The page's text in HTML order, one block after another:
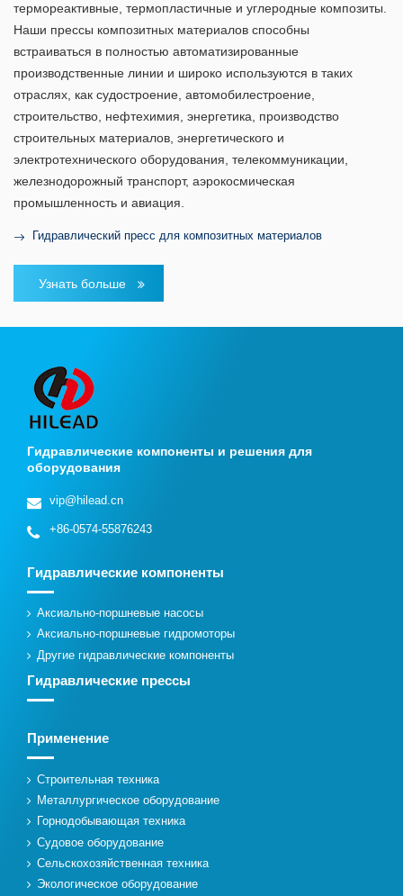
термореактивные, термопластичные и углеродные композиты.
Наши прессы композитных материалов способны
встраиваться в полностью автоматизированные
производственные линии и широко используются в таких
отраслях, как судостроение, автомобилестроение,
строительство, нефтехимия, энергетика, производство
строительных материалов, энергетического и
электротехнического оборудования, телекоммуникации,
железнодорожный транспорт, аэрокосмическая
промышленность и авиация.
Гидравлический пресс для композитных материалов
Узнать больше
Гидравлические компоненты и решения для
оборудования
vip@hilead.cn
+86-0574-55876243
Гидравлические компоненты
Аксиально-поршневые насосы
Аксиально-поршневые гидромоторы
Другие гидравлические компоненты
Гидравлические прессы
Применение
Строительная техника
Металлургическое оборудование
Горнодобывающая техника
Судовое оборудование
Сельскохозяйственная техника
Экологическое оборудование